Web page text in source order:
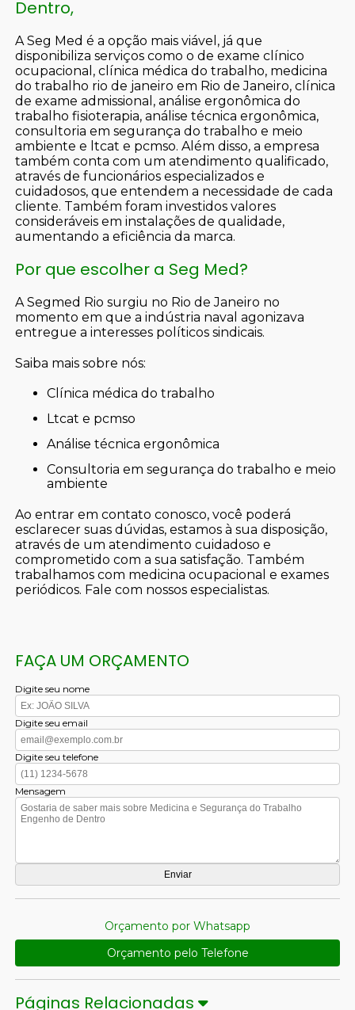
Dentro,
A Seg Med é a opção mais viável, já que
disponibiliza serviços como o de exame clínico
ocupacional, clínica médica do trabalho, medicina
do trabalho rio de janeiro em Rio de Janeiro, clínica
de exame admissional, análise ergonômica do
trabalho fisioterapia, análise técnica ergonômica,
consultoria em segurança do trabalho e meio
ambiente e ltcat e pcmso. Além disso, a empresa
também conta com um atendimento qualificado,
através de funcionários especializados e
cuidadosos, que entendem a necessidade de cada
cliente. Também foram investidos valores
consideráveis em instalações de qualidade,
aumentando a eficiência da marca.
Por que escolher a Seg Med?
A Segmed Rio surgiu no Rio de Janeiro no
momento em que a indústria naval agonizava
entregue a interesses políticos sindicais.
Saiba mais sobre nós:
clínica médica do trabalho
ltcat e pcmso
análise técnica ergonômica
consultoria em segurança do trabalho e meio
ambiente
Ao entrar em contato conosco, você poderá
esclarecer suas dúvidas, estamos à sua disposição,
através de um atendimento cuidadoso e
comprometido com a sua satisfação. Também
trabalhamos com medicina ocupacional e exames
periódicos. Fale com nossos especialistas.
FAÇA UM ORÇAMENTO
Digite seu nome
Digite seu email
Digite seu telefone
Mensagem
Orçamento por Whatsapp
Orçamento pelo Telefone
Páginas Relacionadas